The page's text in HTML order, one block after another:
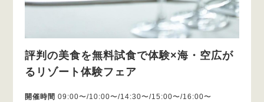
評判の美食を無料試食で体験×海・空広が
るリゾート体験フェア
開催時間 09:00〜/10:00〜/14:30〜/15:00〜/16:00〜